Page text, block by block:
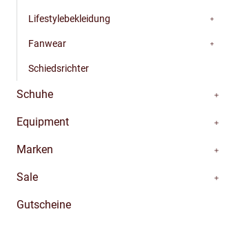
Lifestylebekleidung
Fanwear
Schiedsrichter
Schuhe
Equipment
Marken
Sale
Gutscheine